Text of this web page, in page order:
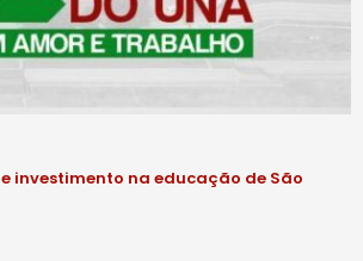
investimento na educação de São